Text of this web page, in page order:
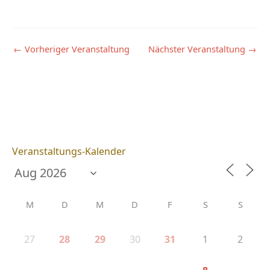
← Vorheriger Veranstaltung Nächster Veranstaltung →
Veranstaltungs-Kalender
M D M D F S S
27 28 29 30 31 1 2